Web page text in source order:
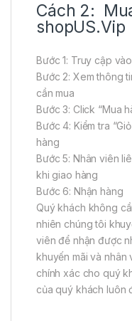
Cách 2:
shopUS.Vip
Bước 1: Truy cập
Bước 2: Xem thông
cần mua
Bước 3: Click “Mua
Bước 4: Kiểm tra
hàng
Bước 5: Nhân viên
khi giao hàng
Bước 6: Nhận hàng
Quý khách không
nhiên chúng tôi
viên để nhận được
khuyến mãi và nhân
chính xác cho quý
của quý khách luôn